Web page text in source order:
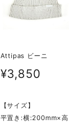
Attipas ビーニ
¥3,850
【サイズ】
平置き:横:200mm×